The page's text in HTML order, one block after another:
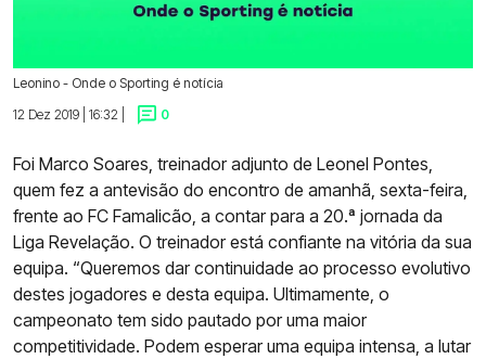
Leonino - Onde o Sporting é notícia
12 Dez 2019 | 16:32 |
0
Foi Marco Soares, treinador adjunto de Leonel Pontes,
quem fez a antevisão do encontro de amanhã, sexta-feira,
frente ao FC Famalicão, a contar para a 20.ª jornada da
Liga Revelação. O treinador está confiante na vitória da sua
equipa. “Queremos dar continuidade ao processo evolutivo
destes jogadores e desta equipa. Ultimamente, o
campeonato tem sido pautado por uma maior
competitividade. Podem esperar uma equipa intensa, a lutar